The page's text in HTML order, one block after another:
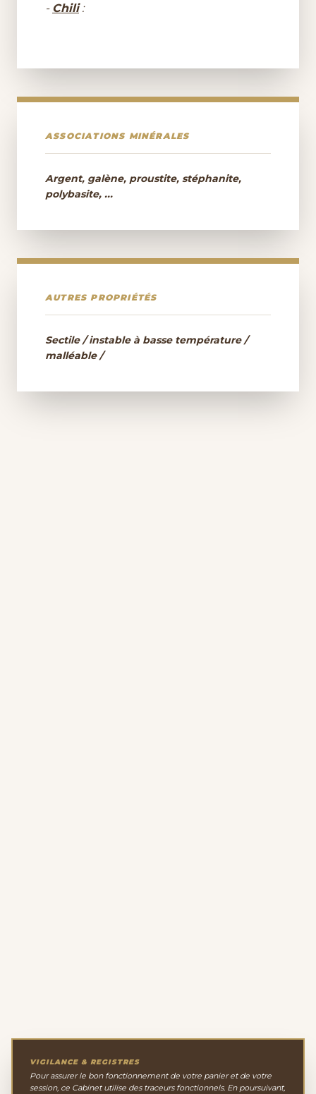
- Chili:
ASSOCIATIONS MINÉRALES
Argent, galène, proustite, stéphanite,
polybasite, ...
AUTRES PROPRIÉTÉS
Sectile / instable à basse température /
malléable /
VIGILANCE & REGISTRES
Pour assurer le bon fonctionnement de votre panier et de votre
session, ce Cabinet utilise des traceurs fonctionnels. En poursuivant,